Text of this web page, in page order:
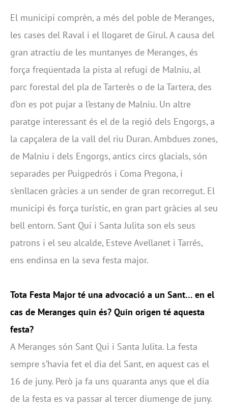
El municipi comprèn, a més del poble de Meranges,
les cases del Raval i el llogaret de Girul. A causa del
gran atractiu de les muntanyes de Meranges, és
força freqüentada la pista al refugi de Malniu, al
parc forestal del pla de Tarterès o de la Tartera, des
d’on es pot pujar a l’estany de Malniu. Un altre
paratge interessant és el de la regió dels Engorgs, a
la capçalera de la vall del riu Duran. Ambdues zones,
de Malniu i dels Engorgs, antics circs glacials, són
separades per Puigpedrós i Coma Pregona, i
s’enllacen gràcies a un sender de gran recorregut. El
municipi és força turístic, en gran part gràcies al seu
bell entorn. Sant Qui i Santa Julita son els seus
patrons i el seu alcalde, Esteve Avellanet i Tarrés,
ens endinsa en la seva festa major.
Tota Festa Major té una advocació a un Sant… en el
cas de Meranges quin és? Quin origen té aquesta
festa?
A Meranges són Sant Qui i Santa Julita. La festa
sempre s’havia fet el dia del Sant, en aquest cas el
16 de juny. Però ja fa uns quaranta anys que el dia
de la festa es va passar al tercer diumenge de juny.